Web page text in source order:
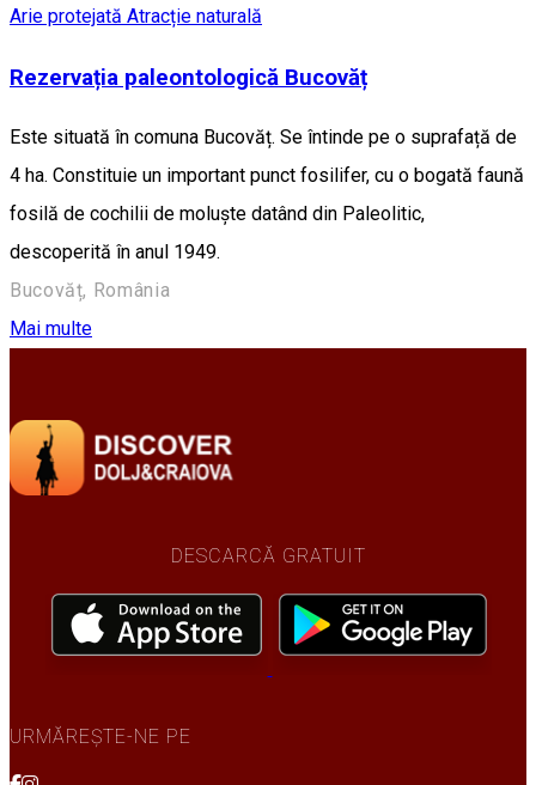
Arie protejată Atracție naturală
Rezervația paleontologică Bucovăț
Este situată în comuna Bucovăț. Se întinde pe o suprafață de
4 ha. Constituie un important punct fosilifer, cu o bogată faună
fosilă de cochilii de moluște datând din Paleolitic,
descoperită în anul 1949.
Bucovăț, România
Mai multe
DESCARCĂ GRATUIT
URMĂREȘTE-NE PE